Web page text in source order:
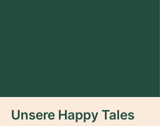
Unsere Happy Tales